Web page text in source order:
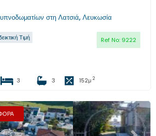
υπνοδωματίων στη Λατσιά, Λευκωσία
Ref No: 9222
Τιμή
3 3 152μ 2